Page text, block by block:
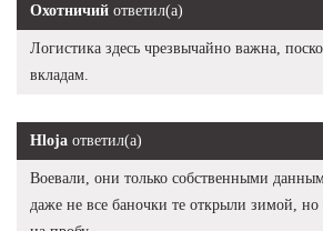
Охотничий ответил(а)
Логистика здесь чрезвычайно важна,
вкладам.
Hloja ответил(а)
Воевали, они только собственными
даже не все баночки те открыли зимой, но